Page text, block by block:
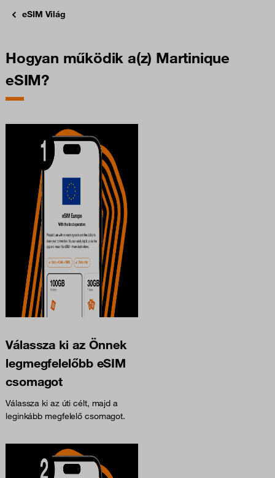
eSIM Világ
Hogyan működik a(z) Martinique
eSIM?
Válassza ki az Önnek
legmegfelelőbb eSIM
csomagot
Válassza ki az úti célt, majd a
leginkább megfelelő csomagot.